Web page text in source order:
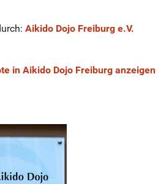
Aikido Dojo Freiburg e.V.
in Aikido Dojo Freiburg anzeigen